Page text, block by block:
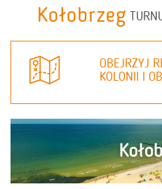
Kołobrzeg
OBEJRZYJ
KOLONII I